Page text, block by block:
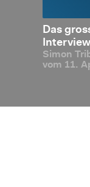
Das
In­ter­view
Simon
vom 11.